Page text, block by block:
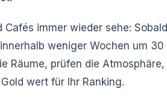
immer wieder sehe:
weniger Wochen um 30
Räume, prüfen die
wert für Ihr Ranking.